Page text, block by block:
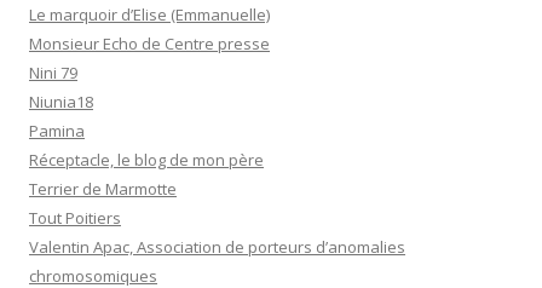
Le marquoir d’Elise (Emmanuelle)
Monsieur Echo de Centre presse
Nini 79
Niunia18
Pamina
Réceptacle, le blog de mon père
Terrier de Marmotte
Tout Poitiers
Valentin Apac, Association de porteurs d’anomalies
chromosomiques